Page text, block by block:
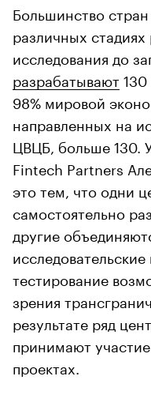
Большинство
различных
исследования до
разрабатывают
98% мировой
направленных на
ЦВЦБ, больше 130.
Fintech Partners
это тем, что одни
самостоятельно
другие
тестирование
зрения
результате ряд
принимают
проектах.